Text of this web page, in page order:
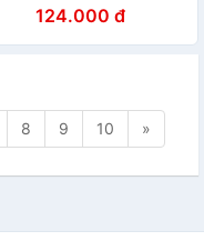
124.000 đ
8 9 10 »